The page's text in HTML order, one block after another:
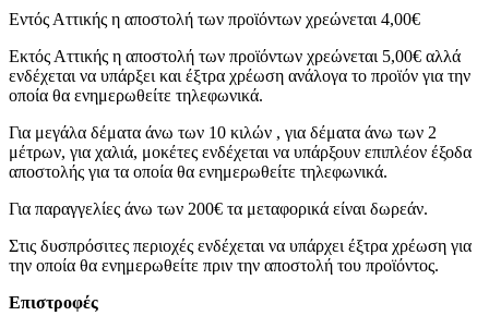
Εντός Αττικής η αποστολή των προϊόντων χρεώνεται 4,00€
Εκτός Αττικής η αποστολή των προϊόντων χρεώνεται 5,00€ αλλά
ενδέχεται να υπάρξει και έξτρα χρέωση ανάλογα το προϊόν για την
οποία θα ενημερωθείτε τηλεφωνικά.
Για μεγάλα δέματα άνω των 10 κιλών , για δέματα άνω των 2
μέτρων, για χαλιά, μοκέτες ενδέχεται να υπάρξουν επιπλέον έξοδα
αποστολής για τα οποία θα ενημερωθείτε τηλεφωνικά.
Για παραγγελίες άνω των 200€ τα μεταφορικά είναι δωρεάν.
Στις δυσπρόσιτες περιοχές ενδέχεται να υπάρχει έξτρα χρέωση για
την οποία θα ενημερωθείτε πριν την αποστολή του προϊόντος.
Επιστροφές